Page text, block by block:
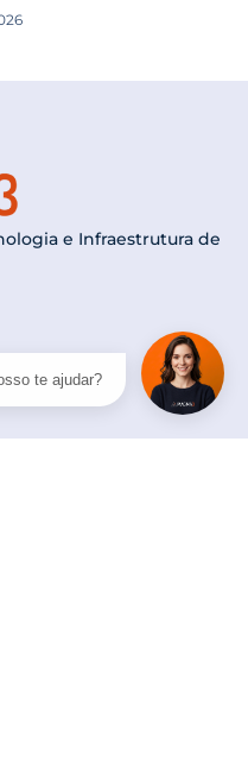
e Infraestrutura de
te ajudar?